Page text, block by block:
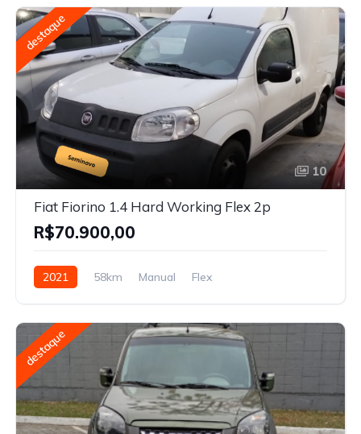
destaque
10
Fiat Fiorino 1.4 Hard Working Flex 2p
R$70.900,00
2021 58km Manual Flex
destaque